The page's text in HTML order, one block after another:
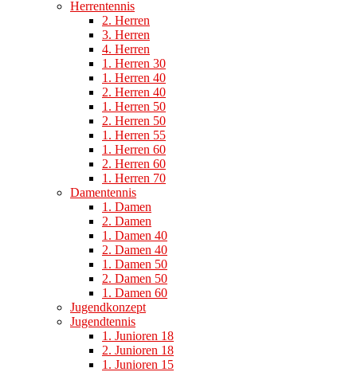
Herrentennis
2. Herren
3. Herren
4. Herren
1. Herren 30
1. Herren 40
2. Herren 40
1. Herren 50
2. Herren 50
1. Herren 55
1. Herren 60
2. Herren 60
1. Herren 70
Damentennis
1. Damen
2. Damen
1. Damen 40
2. Damen 40
1. Damen 50
2. Damen 50
1. Damen 60
Jugendkonzept
Jugendtennis
1. Junioren 18
2. Junioren 18
1. Junioren 15